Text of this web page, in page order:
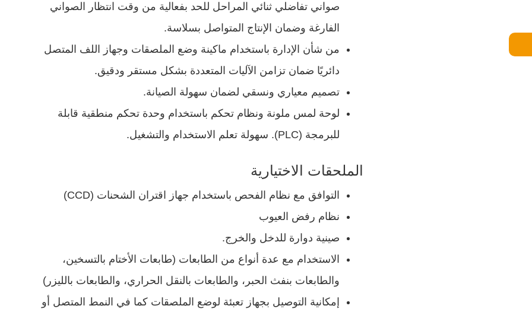
صواني تفاضلي ثنائي المراحل للحد بفعالية من وقت انتظار الصواني
الفارغة وضمان الإنتاج المتواصل بسلاسة.
من شأن الإدارة باستخدام ماكينة وضع الملصقات وجهاز اللف المتصل
دائريًا ضمان تزامن الآليات المتعددة بشكل مستقر ودقيق.
تصميم معياري ونسقي لضمان سهولة الصيانة.
لوحة لمس ملونة ونظام تحكم باستخدام وحدة تحكم منطقية قابلة
للبرمجة (PLC). سهولة تعلم الاستخدام والتشغيل.
الملحقات الاختيارية
التوافق مع نظام الفحص باستخدام جهاز اقتران الشحنات (CCD)
نظام رفض العيوب
صينية دوارة للدخل والخرج.
الاستخدام مع عدة أنواع من الطابعات (طابعات الأختام بالتسخين،
والطابعات بنفث الحبر، والطابعات بالنقل الحراري، والطابعات بالليزر)
إمكانية التوصيل بجهاز تعبئة لوضع الملصقات كما في النمط المتصل أو